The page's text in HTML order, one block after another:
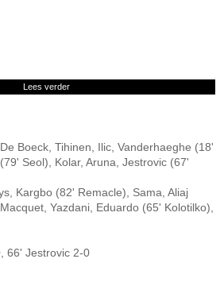
Lees verder
Boeck, Tihinen, Ilic, Vanderhaeghe (18'
Seol), Kolar, Aruna, Jestrovic (67'
Kargbo (82' Remacle), Sama, Aliaj
Yazdani, Eduardo (65' Kolotilko),
66' Jestrovic 2-0